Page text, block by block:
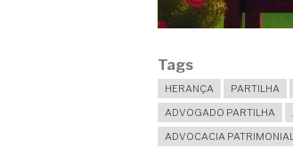
Tags
HERANÇA PARTILHA
ADVOGADO PARTILHA
ADVOCACIA PATRIMONIAL